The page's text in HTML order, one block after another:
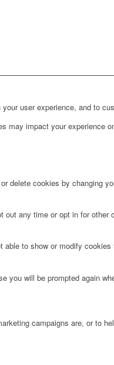
user experience, and to
impact your experience
delete cookies by changing
any time or opt in for
to show or modify
will be prompted again
campaigns are, or to